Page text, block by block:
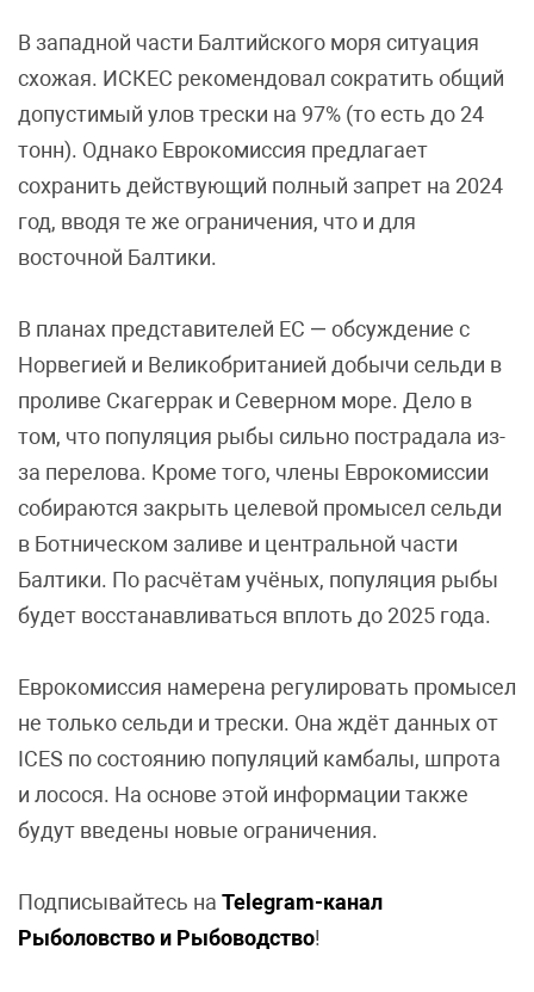
В западной части Балтийского моря ситуация
схожая. ИСКЕС рекомендовал сократить общий
допустимый улов трески на 97% (то есть до 24
тонн). Однако Еврокомиссия предлагает
сохранить действующий полный запрет на 2024
год, вводя те же ограничения, что и для
восточной Балтики.
В планах представителей ЕС — обсуждение с
Норвегией и Великобританией добычи сельди в
проливе Скагеррак и Северном море. Дело в
том, что популяция рыбы сильно пострадала из-
за перелова. Кроме того, члены Еврокомиссии
собираются закрыть целевой промысел сельди
в Ботническом заливе и центральной части
Балтики. По расчётам учёных, популяция рыбы
будет восстанавливаться вплоть до 2025 года.
Еврокомиссия намерена регулировать промысел
не только сельди и трески. Она ждёт данных от
ICES по состоянию популяций камбалы, шпрота
и лосося. На основе этой информации также
будут введены новые ограничения.
Подписывайтесь на Telegram-канал
Рыболовство и Рыбоводство!